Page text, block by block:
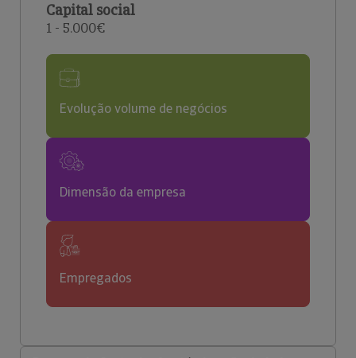
Capital social
1 - 5.000€
Evolução volume de negócios
Dimensão da empresa
Empregados